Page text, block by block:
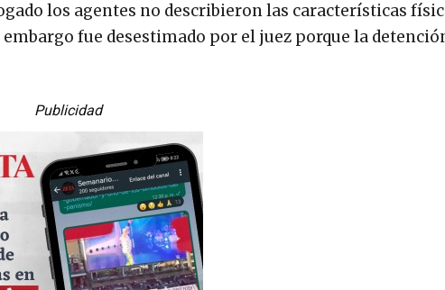
los agentes no describieron las características
fue desestimado por el juez porque la
Publicidad